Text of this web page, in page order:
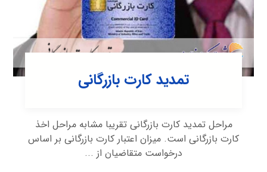
تمدید کارت بازرگانی
مراحل تمدید کارت بازرگانی تقریبا مشابه مراحل اخذ
کارت بازرگانی است. میزان اعتبار کارت بازرگانی بر اساس
درخواست متقاضیان از ...